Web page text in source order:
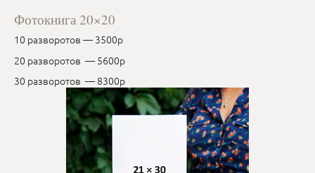
Фотокнига 20×20
10 разворотов — 3500р
20 разворотов — 5600р
30 разворотов — 8300р